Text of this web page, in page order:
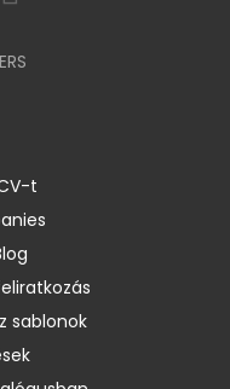
t
sablonok